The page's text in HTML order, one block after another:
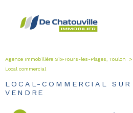
Agence Immobilière Six-Fours-les-Plages, Toulon
Local commercial
LOCAL-COMMERCIAL
VENDRE